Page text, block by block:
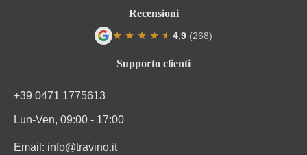
Bourboulenc, Grenache Blanc,
Supporto clienti
+39 0471 1775613
Lun-Ven, 09:00 - 17:00
Email: info@travino.it
Recensioni
★ ★ ★ ★ ★
★ 4,9 (268)